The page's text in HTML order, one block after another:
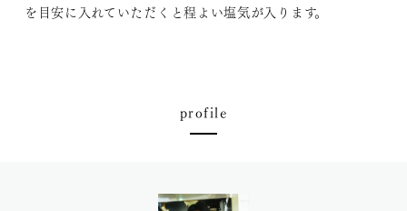
を目安に入れていただくと程よい塩気が入ります。
profile